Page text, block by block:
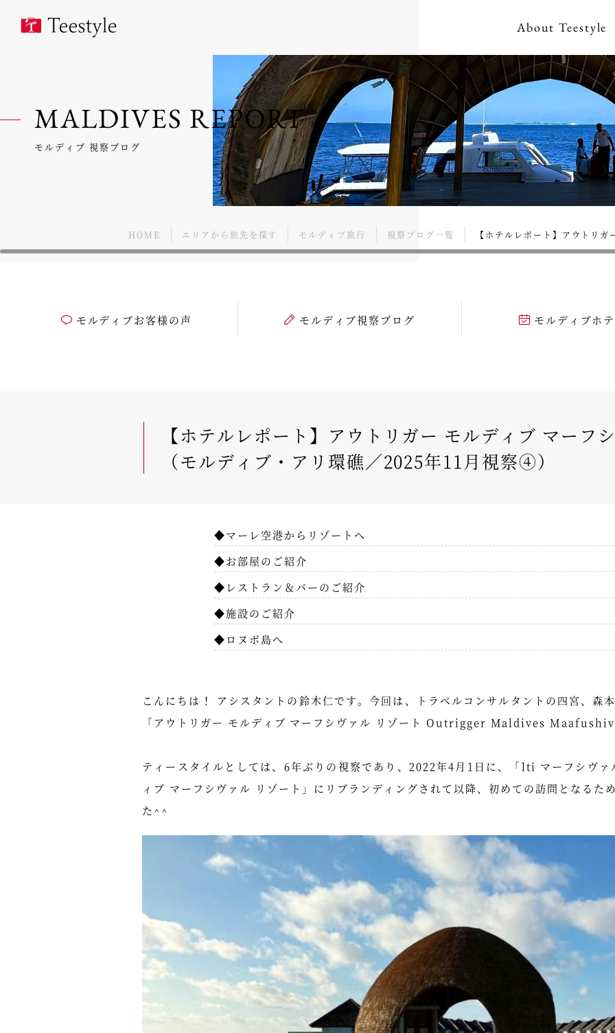
About Teestyle
MALDIVES REPORT
モルディブ 視察ブログ
HOME エリアから旅先を探す モルディブ旅行 視察ブログ一覧 【ホテルレポート】アウトリ
モルディブお客様の声 モルディブ視察ブログ モルディブホ
【ホテルレポート】アウトリガー モルディブ マーフ
（モルディブ・アリ環礁／2025年11月視察④）
◆マーレ空港からリゾートへ
◆お部屋のご紹介
◆レストラン＆バーのご紹介
◆施設のご紹介
◆ロヌボ島へ
こんにちは！ アシスタントの鈴木仁です。今回は、トラベルコンサルタントの四宮、森
「アウトリガー モルディブ マーフシヴァル リゾート Outrigger Maldives
ティースタイルとしては、6年ぶりの視察であり、2022年4月1日に、「lti マーフシヴ
ィブ マーフシヴァル リゾート」にリブランディングされて以降、初めての訪問となるた
た^^